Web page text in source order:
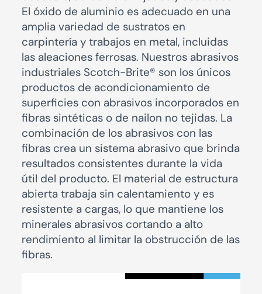
El óxido de aluminio es adecuado en una
amplia variedad de sustratos en
carpintería y trabajos en metal, incluidas
las aleaciones ferrosas. Nuestros abrasivos
industriales Scotch-Brite® son los únicos
productos de acondicionamiento de
superficies con abrasivos incorporados en
fibras sintéticas o de nailon no tejidas. La
combinación de los abrasivos con las
fibras crea un sistema abrasivo que brinda
resultados consistentes durante la vida
útil del producto. El material de estructura
abierta trabaja sin calentamiento y es
resistente a cargas, lo que mantiene los
minerales abrasivos cortando a alto
rendimiento al limitar la obstrucción de las
fibras.